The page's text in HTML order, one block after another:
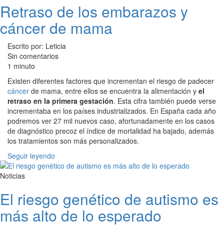
Retraso de los embarazos y
cáncer de mama
Escrito por: Leticia
Sin comentarios
1 minuto
Existen diferentes factores que incrementan el riesgo de padecer
cáncer de mama, entre ellos se encuentra la alimentación y el
retraso en la primera gestación. Esta cifra también puede verse
incrementaba en los países industrializados. En España cada año
podremos ver 27 mil nuevos caso, afortunadamente en los casos
de diagnóstico precoz el índice de mortalidad ha bajado, además
los tratamientos son más personalizados.
Seguir leyendo
Noticias
El riesgo genético de autismo es
más alto de lo esperado